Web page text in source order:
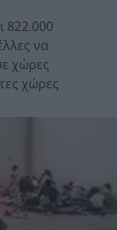
822.000
να
χώρες
χώρες